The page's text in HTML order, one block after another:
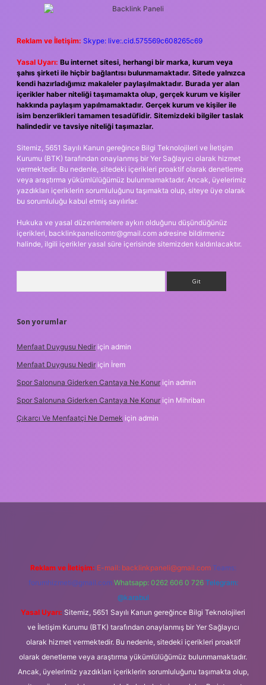
Reklam ve İletişim: Skype: live:.cid.575569c608265c69
Yasal Uyarı: Bu internet sitesi, herhangi bir marka, kurum veya
şahıs şirketi ile hiçbir bağlantısı bulunmamaktadır. Sitede yalnızca
kendi hazırladığımız makaleler paylaşılmaktadır. Burada yer alan
içerikler haber niteliği taşımamakta olup, gerçek kurum ve kişiler
hakkında paylaşım yapılmamaktadır. Gerçek kurum ve kişiler ile
isim benzerlikleri tamamen tesadüfidir. Sitemizdeki bilgiler taslak
halindedir ve tavsiye niteliği taşımazlar.
Sitemiz, 5651 Sayılı Kanun gereğince Bilgi Teknolojileri ve İletişim
Kurumu (BTK) tarafından onaylanmış bir Yer Sağlayıcı olarak hizmet
vermektedir. Bu nedenle, sitedeki içerikleri proaktif olarak denetleme
veya araştırma yükümlülüğümüz bulunmamaktadır. Ancak, üyelerimiz
yazdıkları içeriklerin sorumluluğunu taşımakta olup, siteye üye olarak
bu sorumluluğu kabul etmiş sayılırlar.
Hukuka ve yasal düzenlemelere aykırı olduğunu düşündüğünüz
içerikleri, backlinkpanelicomtr@gmail.com adresine bildirmeniz
halinde, ilgili içerikler yasal süre içerisinde sitemizden kaldırılacaktır.
Son yorumlar
Menfaat Duygusu Nedir için admin
Menfaat Duygusu Nedir için İrem
Spor Salonuna Giderken Cantaya Ne Konur için admin
Spor Salonuna Giderken Cantaya Ne Konur için Mihriban
Çıkarcı Ve Menfaatçi Ne Demek için admin
Reklam ve İletişim: E-mail: backlinkpaneli@gmail.com Teams:
forumhizmeti@gmail.com Whatsapp: 0262 606 0 726 Telegram:
@karabul
Yasal Uyarı: Sitemiz, 5651 Sayılı Kanun gereğince Bilgi Teknolojileri
ve İletişim Kurumu (BTK) tarafından onaylanmış bir Yer Sağlayıcı
olarak hizmet vermektedir. Bu nedenle, sitedeki içerikleri proaktif
olarak denetleme veya araştırma yükümlülüğümüz bulunmamaktadır.
Ancak, üyelerimiz yazdıkları içeriklerin sorumluluğunu taşımakta olup,